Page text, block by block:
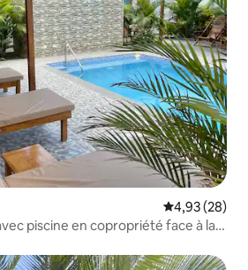
Évaluation
4,93 (28)
piscine en copropriété face à la